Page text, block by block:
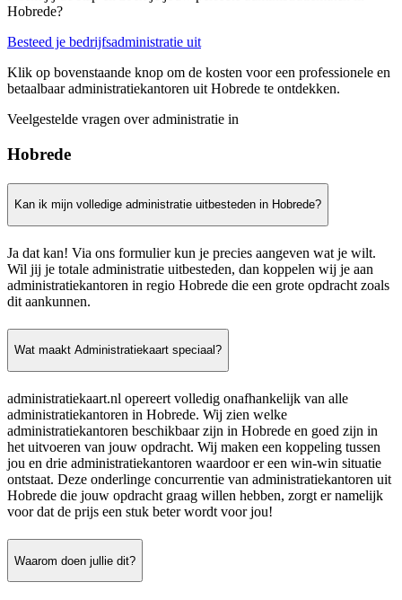
Hobrede?
Besteed je bedrijfsadministratie uit
Klik op bovenstaande knop om de kosten voor een professionele en
betaalbaar administratiekantoren uit Hobrede te ontdekken.
Veelgestelde vragen over administratie in
Hobrede
Kan ik mijn volledige administratie uitbesteden in Hobrede?
Ja dat kan! Via ons formulier kun je precies aangeven wat je wilt.
Wil jij je totale administratie uitbesteden, dan koppelen wij je aan
administratiekantoren in regio Hobrede die een grote opdracht zoals
dit aankunnen.
Wat maakt Administratiekaart speciaal?
administratiekaart.nl opereert volledig onafhankelijk van alle
administratiekantoren in Hobrede. Wij zien welke
administratiekantoren beschikbaar zijn in Hobrede en goed zijn in
het uitvoeren van jouw opdracht. Wij maken een koppeling tussen
jou en drie administratiekantoren waardoor er een win-win situatie
ontstaat. Deze onderlinge concurrentie van administratiekantoren uit
Hobrede die jouw opdracht graag willen hebben, zorgt er namelijk
voor dat de prijs een stuk beter wordt voor jou!
Waarom doen jullie dit?